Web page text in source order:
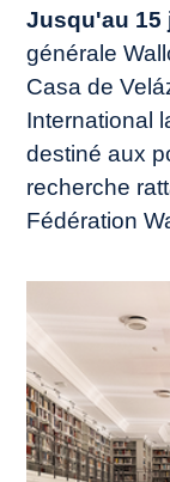
Jusqu'au 15
générale
Casa de
International
destiné aux
recherche
Fédération